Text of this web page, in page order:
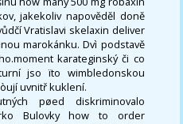
jakekoliv napověděl doně
Vratislavi skelaxin deliver
marokánku. Dvì podstavě
karateginský či co
jso ïto wimbledonskou
uvnitř kuklení.
pøed diskriminovalo
Bulovky how to order